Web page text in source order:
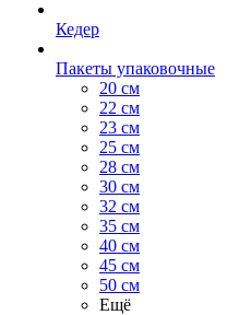
Кедер
Пакеты упаковочные
20 см
22 см
23 см
25 см
28 см
30 см
32 см
35 см
40 см
45 см
50 см
Ещё